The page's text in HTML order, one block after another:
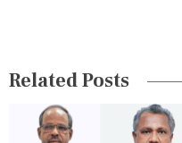
o
Related Posts